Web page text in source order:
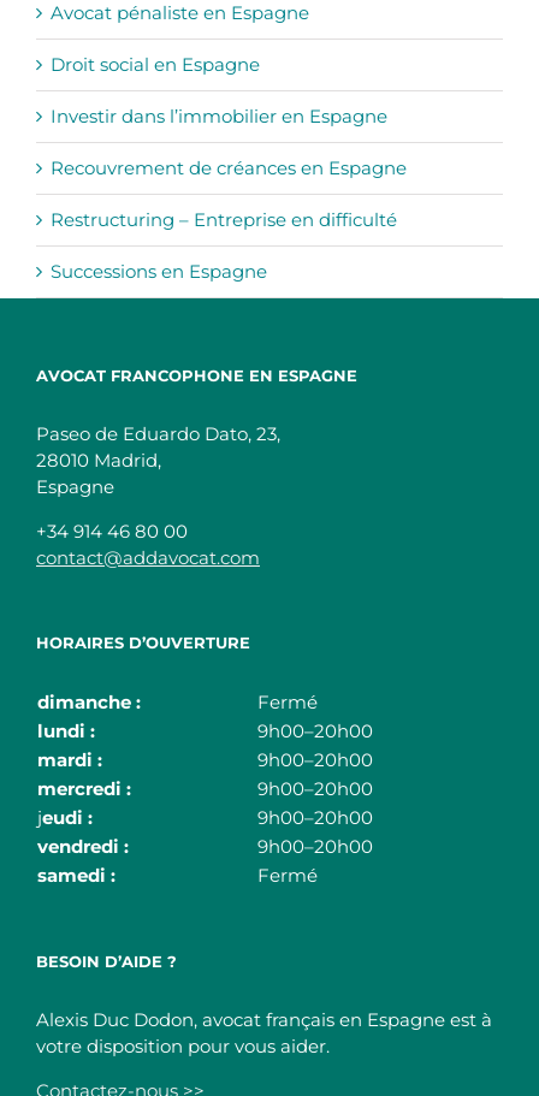
Avocat pénaliste en Espagne
Droit social en Espagne
Investir dans l’immobilier en Espagne
Recouvrement de créances en Espagne
Restructuring – Entreprise en difficulté
Successions en Espagne
AVOCAT FRANCOPHONE EN ESPAGNE
Paseo de Eduardo Dato, 23,
28010 Madrid,
Espagne
+34 914 46 80 00
contact@addavocat.com
HORAIRES D’OUVERTURE
dimanche :
Fermé
lundi :
9h00–20h00
mardi :
9h00–20h00
mercredi :
9h00–20h00
jeudi :
9h00–20h00
vendredi :
9h00–20h00
samedi :
Fermé
BESOIN D’AIDE ?
Alexis Duc Dodon, avocat français en Espagne est à
votre disposition pour vous aider.
Contactez-nous >>